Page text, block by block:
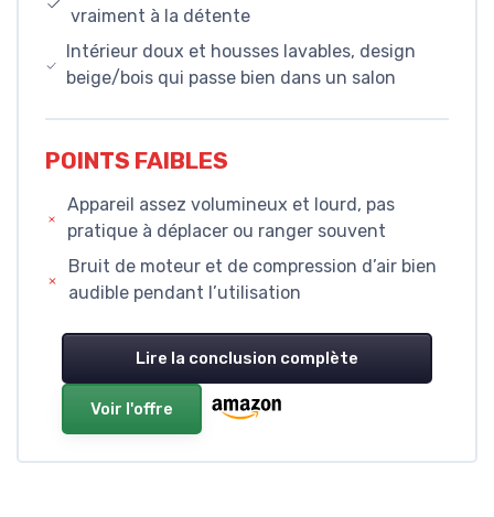
vraiment à la détente
Intérieur doux et housses lavables, design
beige/bois qui passe bien dans un salon
POINTS FAIBLES
Appareil assez volumineux et lourd, pas
pratique à déplacer ou ranger souvent
Bruit de moteur et de compression d’air bien
audible pendant l’utilisation
Lire la conclusion complète
Voir l'offre